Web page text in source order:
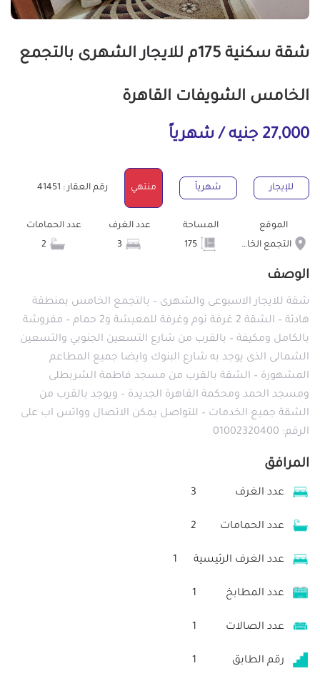
شقة سكنية 175م للايجار الشهرى بالتجمع
الخامس الشويفات القاهرة
27,000 جنيه / شهرياً
للإيجار شهرياً منتهي رقم العقار : 41451
الموقع
التجمع الخامس الشويفات
المساحة
175
عدد الغرف
عدد الحمامات
الوصف
شقة للايجار الاسبوعى والشهرى – بالتجمع الخامس بمنطقة
هادئة – الشقة 2 غرفة نوم وغرفة للمعيشة و2 حمام – مفروشة
بالكامل ومكيفة – بالقرب من شارع التسعين الجنوبي والتسعين
الشمالى الذى يوجد به شارع البنوك وايضا جميع المطاعم
المشهورة – الشقة بالقرب من مسجد فاطمة الشربطلى
ومسجد الحمد ومحكمة القاهرة الجديدة – ويوجد بالقرب من
الشقة جميع الخدمات – للتواصل يمكن الاتصال وواتس اب على
الرقم: 01002320400
المرافق
عدد الغرف 3
عدد الحمامات 2
عدد الغرف الرئيسية 1
عدد المطابخ 1
عدد الصالات 1
رقم الطابق 1